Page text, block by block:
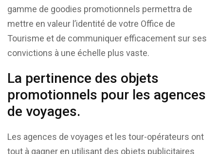
gamme de goodies promotionnels permettra de
mettre en valeur l’identité de votre Office de
Tourisme et de communiquer efficacement sur ses
convictions à une échelle plus vaste.
La pertinence des objets
promotionnels pour les agences
de voyages.
Les agences de voyages et les tour-opérateurs ont
tout à gagner en utilisant des objets publicitaires